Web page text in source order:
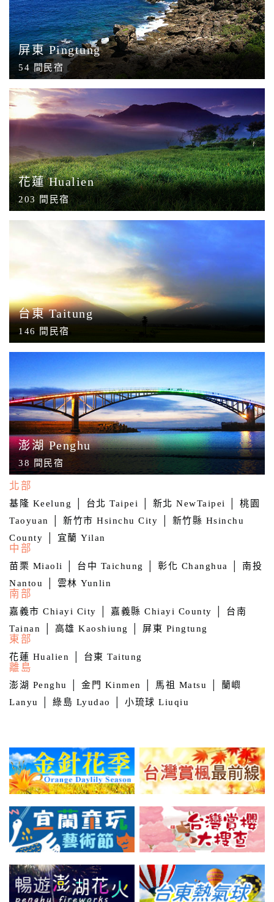
屏東 Pingtung
54 間民宿
花蓮 Hualien
203 間民宿
台東 Taitung
146 間民宿
澎湖 Penghu
38 間民宿
北部
基隆 Keelung 台北 Taipei 新北 NewTaipei
桃園
Taoyuan
新竹市 Hsinchu City
新竹縣 Hsinchu
County
宜蘭 Yilan
中部
苗栗 Miaoli 台中 Taichung 彰化 Changhua
南投
Nantou
雲林 Yunlin
南部
嘉義市 Chiayi City 嘉義縣 Chiayi County
台南
Tainan
高雄 Kaoshiung 屏東 Pingtung
東部
花蓮 Hualien 台東 Taitung
離島
澎湖 Penghu 金門 Kinmen 馬祖 Matsu
蘭嶼
Lanyu
綠島 Lyudao 小琉球 Liuqiu